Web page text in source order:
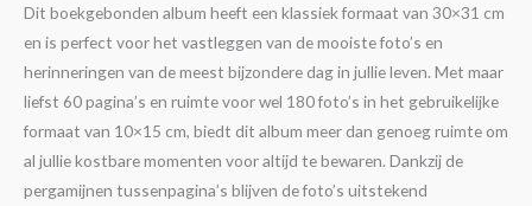
Dit boekgebonden album heeft een klassiek formaat van 30×31 cm
en is perfect voor het vastleggen van de mooiste foto’s en
herinneringen van de meest bijzondere dag in jullie leven. Met maar
liefst 60 pagina’s en ruimte voor wel 180 foto’s in het gebruikelijke
formaat van 10×15 cm, biedt dit album meer dan genoeg ruimte om
al jullie kostbare momenten voor altijd te bewaren. Dankzij de
pergamijnen tussenpagina’s blijven de foto’s uitstekend